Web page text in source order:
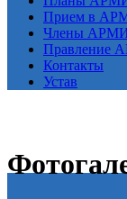
Прием в
Члены
Правление
Контакты
Устав